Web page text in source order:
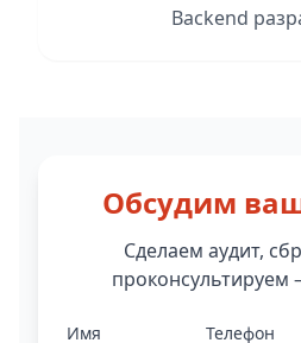
Backend
Обсудим
Сделаем аудит,
проконсультируем
Имя Телефон